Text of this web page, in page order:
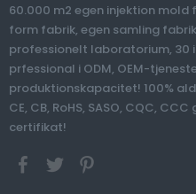
60.000 m2 egen injektion
form fabrik, egen samling
professionelt laboratorium, 30
prfessional i ODM, OEM-
produktionskapacitet! 100%
CE, CB, RoHS, SASO, CQC,
certifikat!